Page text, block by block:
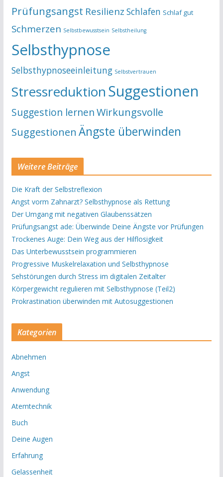
Prüfungsangst Resilienz Schlafen Schlaf gut
Schmerzen Selbstbewusstsein Selbstheilung
Selbsthypnose
Selbsthypnoseeinleitung Selbstvertrauen
StressreduktionSuggestionen
Suggestion lernenWirkungsvolle
Suggestionen Ängste überwinden
Weitere Beiträge
Die Kraft der Selbstreflexion
Angst vorm Zahnarzt? Selbsthypnose als Rettung
Der Umgang mit negativen Glaubenssätzen
Prüfungsangst ade: Überwinde Deine Ängste vor Prüfungen
Trockenes Auge: Dein Weg aus der Hilflosigkeit
Das Unterbewusstsein programmieren
Progressive Muskelrelaxation und Selbsthypnose
Sehstörungen durch Stress im digitalen Zeitalter
Körpergewicht regulieren mit Selbsthypnose (Teil2)
Prokrastination überwinden mit Autosuggestionen
Kategorien
Abnehmen
Angst
Anwendung
Atemtechnik
Buch
Deine Augen
Erfahrung
Gelassenheit